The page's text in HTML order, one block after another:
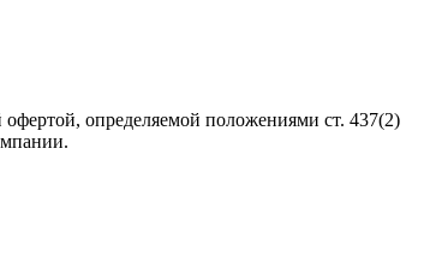
определяемой положениями ст. 437(2)